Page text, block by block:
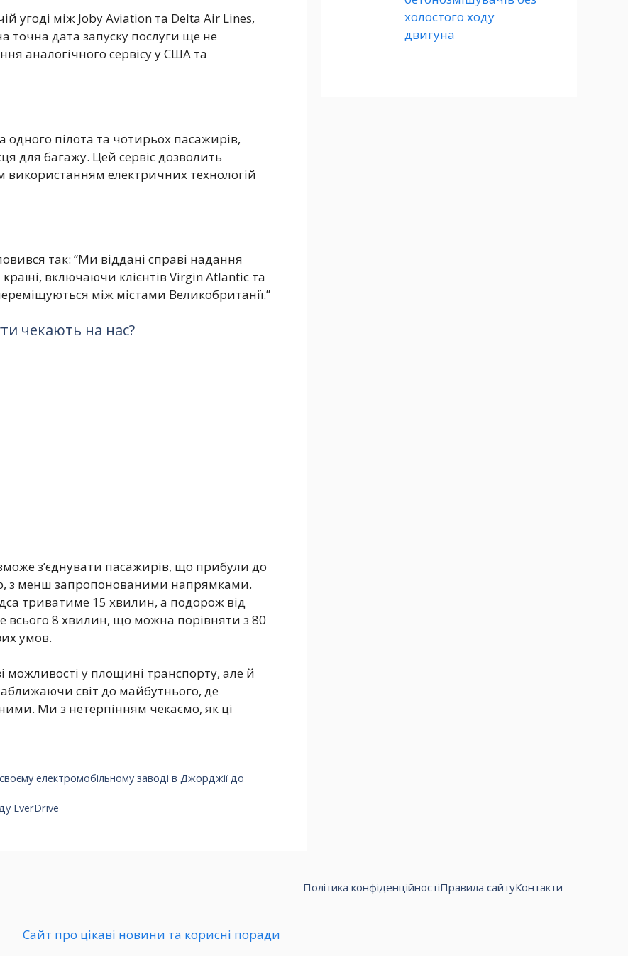
угоді між Joby Aviation та Delta Air Lines,
точна дата запуску послуги ще не
аналогічного сервісу у США та
пілота та чотирьох пасажирів,
для багажу. Цей сервіс дозволить
використанням електричних технологій
так: “Ми віддані справі надання
включаючи клієнтів Virgin Atlantic та
між містами Великобританії.”
чекають на нас?
з’єднувати пасажирів, що прибули до
з менш запропонованими напрямками.
триватиме 15 хвилин, а подорож від
всього 8 хвилин, що можна порівняти з 80
умов.
можливості у площині транспорту, але й
світ до майбутнього, де
Ми з нетерпінням чекаємо, як ці
електромобільному заводі в Джорджії до
EverDrive
холостого ходу
двигуна
Політика конфіденційностіПравила сайтуКонтакти
Сайт про цікаві новини та корисні поради